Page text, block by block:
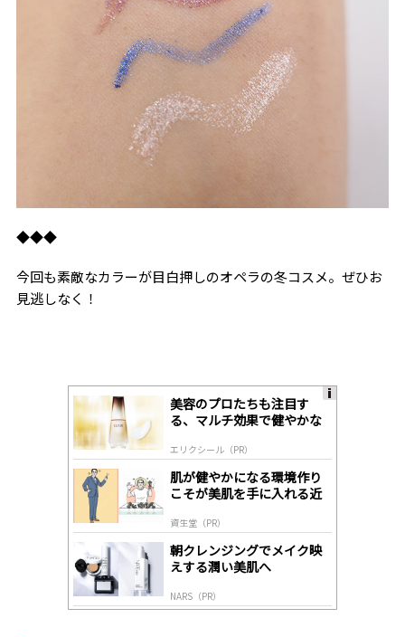
◆◆◆
今回も素敵なカラーが目白押しのオペラの冬コスメ。ぜひお
見逃しなく！
美容のプロたちも注目す
る、マルチ効果で健やかな
エリクシール（PR）
肌が健やかになる環境作り
こそが美肌を手に入れる近
資生堂（PR）
朝クレンジングでメイク映
えする潤い美肌へ
NARS（PR）